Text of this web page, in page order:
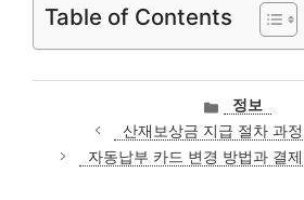
Table of Contents
카
테
고
리
정보
산재보상금 지급 절차 과
자동납부 카드 변경 방법과 결